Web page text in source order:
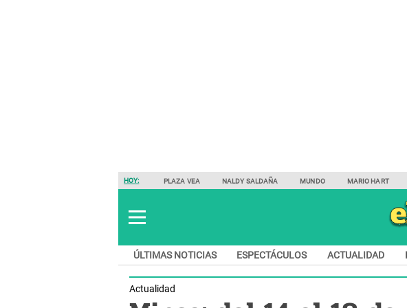
HOY: PLAZA VEA NALDY SALDAÑA MUNDO MARIO HART
ÚLTIMAS NOTICIAS ESPECTÁCULOS ACTUALIDAD
Actualidad